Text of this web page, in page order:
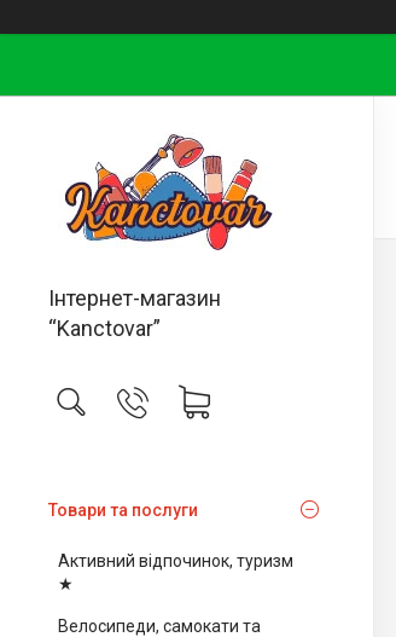
Інтернет-магазин
“Kanctovar”
Товари та послуги
Активний відпочинок, туризм
★
Велосипеди, самокати та